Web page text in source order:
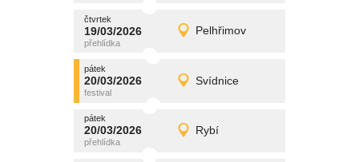
čtvrtek
19/03/2026 Pelhřimov
čtvrtek
19/03/2026 Detail
promítání
pátek
20/03/2026 Svídnice
pátek
20/03/2026 Detail
promítání
pátek
20/03/2026 Rybí
pátek
20/03/2026 Detail
promítání